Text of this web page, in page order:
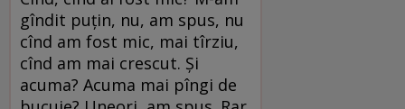
gîndit puțin, nu, am spus, nu
cînd am fost mic, mai tîrziu,
cînd am mai crescut. Şi
acuma? Acuma mai pîngi de